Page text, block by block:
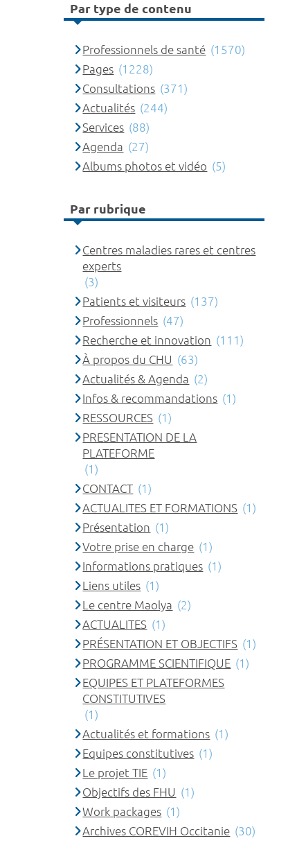
Par type de contenu
Professionnels de santé (1570)
Pages (1228)
Consultations (371)
Actualités (244)
Services (88)
Agenda (27)
Albums photos et vidéo (5)
Par rubrique
Centres maladies rares et centres
experts
(3)
Patients et visiteurs (137)
Professionnels (47)
Recherche et innovation (111)
À propos du CHU (63)
Actualités & Agenda (2)
Infos & recommandations (1)
RESSOURCES (1)
PRESENTATION DE LA
PLATEFORME
(1)
CONTACT (1)
ACTUALITES ET FORMATIONS (1)
Présentation (1)
Votre prise en charge (1)
Informations pratiques (1)
Liens utiles (1)
Le centre Maolya (2)
ACTUALITES (1)
PRÉSENTATION ET OBJECTIFS (1)
PROGRAMME SCIENTIFIQUE (1)
EQUIPES ET PLATEFORMES
CONSTITUTIVES
(1)
Actualités et formations (1)
Equipes constitutives (1)
Le projet TIE (1)
Objectifs des FHU (1)
Work packages (1)
Archives COREVIH Occitanie (30)